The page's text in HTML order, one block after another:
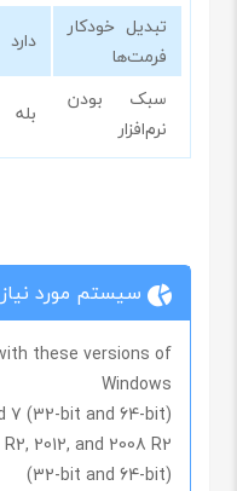
تبدیل خودکار
فرمت‌ها
دارد
سبک بودن
نرم‌افزار
بله
سیستم مورد نیاز
these versions of
Windows
7 (32-bit and 64-bit)
2012, and 2008 R2
(32-bit and 64-bit)